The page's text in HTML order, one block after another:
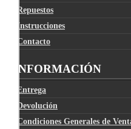
Repuestos
Instrucciones
Contacto
INFORMACIÓN
Entrega
Devolución
Condiciones Generales de